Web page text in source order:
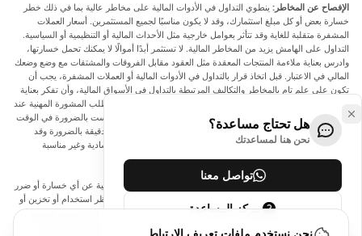
الإفصاح عن المخاطر: ينطوي التداول في الأدوات المالية على مخاطر عالية بما في ذلك خطر
خسارة بعض أو كل مبلغ استثمارك، وقد لا يكون مناسبًا لجميع المستثمرين. أسعار العملات
المشفرة متقلبة للغاية وقد تتأثر بعوامل خارجية مثل الأحداث المالية أو التنظيمية أو السياسية.
التداول على الهامش يزيد من المخاطر المالية. لا تستثمر أبدًا أموالًا لا يمكنك تحمل خسارتها،
وادرس بعناية ملاءمة المنتجات المعقدة مثل العقود مقابل الفروقات والمشتقات مع وضع وضعك
المالي في الاعتبار. قبل اتخاذ قرار بالتداول في الأدوات المالية أو العملات المشفرة، يجب أن
تكون على علم تام بالمخاطر والتكاليف المرتبطة بالتداول في الأسواق المالية، وأن تفكر بعناية
في أهدافك الاستثمارية ومستوى خبرتك ورغبتك في المخاطرة، وأن تطلب المشورة المهنية عند
الحاجة. تود Arincen أن تذكرك بأن البيانات الواردة في هذا الموقع ليست بالضرورة في الوقت
الفعلي وليست دقيقة. البيانات والأسعار الموجودة على الموقع ليست دقيقة بالضرورة وقد
تختلف عن السعر الفعلي في أي سوق معينة، مما يعني أن الأسعار إرشادية وغير مناسبة
لأغراض التداول.
لن يتحمل Arincen وأي مزود للبيانات الواردة في هذا الموقع المسؤولية عن أي خسارة أو ضرر
نتيجة لتداولك، أو اعتمادك على المعلومات الواردة في هذا الموقع. يحظر استخدام أو تخزين أو
إعادة إنتاج أو عرض أو تعديل أو نقل أو توزيع البيانات الموجودة في هذا الموقع دون الحصول
على إذن كتابي صريح مسبق من Arincen و/أو مزود البيانات. جميع حقوق الملكية الفكرية
هل تحتاج مساعدة؟
نحن هنا لمساعدتك
تواصل معنا
مركز المساعدة